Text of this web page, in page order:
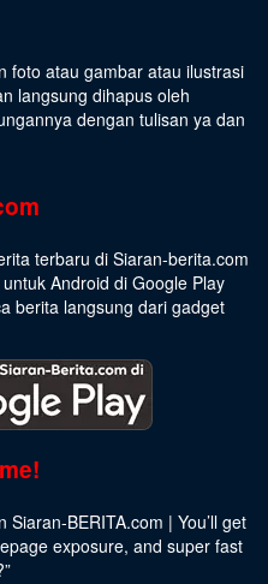
foto atau gambar atau ilustrasi
langsung dihapus oleh
dengan tulisan ya dan
terbaru di Siaran-berita.com
Android di Google Play
berita langsung dari gadget
Siaran-BERITA.com | You’ll get
exposure, and super fast